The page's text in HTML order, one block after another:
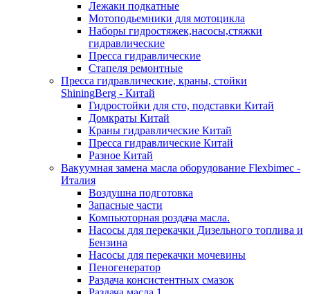
Лежаки подкатные
Мотоподьемники для мотоцикла
Наборы гидростяжек,насосы,стяжки
гидравлические
Пресса гидравлические
Стапеля ремонтные
Пресса гидравлические, краны, стойки
ShiningBerg - Китай
Гидростойки для сто, подставки Китай
Домкраты Китай
Краны гидравлические Китай
Пресса гидравлические Китай
Разное Китай
Вакуумная замена масла оборудование Flexbimeс -
Италия
Воздушна подготовка
Запасные части
Компьюторная роздача масла.
Насосы для перекачки Дизельного топлива и
Бензина
Насосы для перекачки мочевины
Пеногенератор
Раздача консистентных смазок